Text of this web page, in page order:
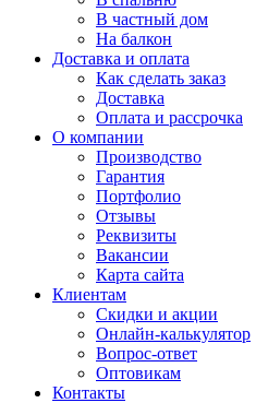
В частный дом
На балкон
Доставка и оплата
Как сделать заказ
Доставка
Оплата и рассрочка
О компании
Производство
Гарантия
Портфолио
Отзывы
Реквизиты
Вакансии
Карта сайта
Клиентам
Скидки и акции
Онлайн-калькулятор
Вопрос-ответ
Оптовикам
Контакты